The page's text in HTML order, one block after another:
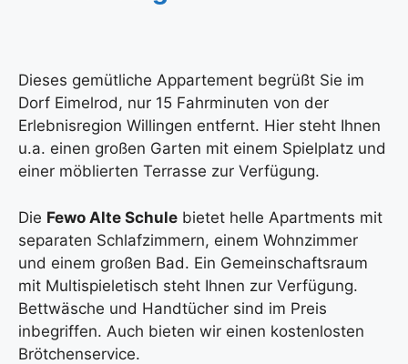
Dieses gemütliche Appartement begrüßt Sie im
Dorf Eimelrod, nur 15 Fahrminuten von der
Erlebnisregion Willingen entfernt. Hier steht Ihnen
u.a. einen großen Garten mit einem Spielplatz und
einer möblierten Terrasse zur Verfügung.
Die Fewo Alte Schule bietet helle Apartments mit
separaten Schlafzimmern, einem Wohnzimmer
und einem großen Bad. Ein Gemeinschaftsraum
mit Multispieletisch steht Ihnen zur Verfügung.
Bettwäsche und Handtücher sind im Preis
inbegriffen. Auch bieten wir einen kostenlosten
Brötchenservice.